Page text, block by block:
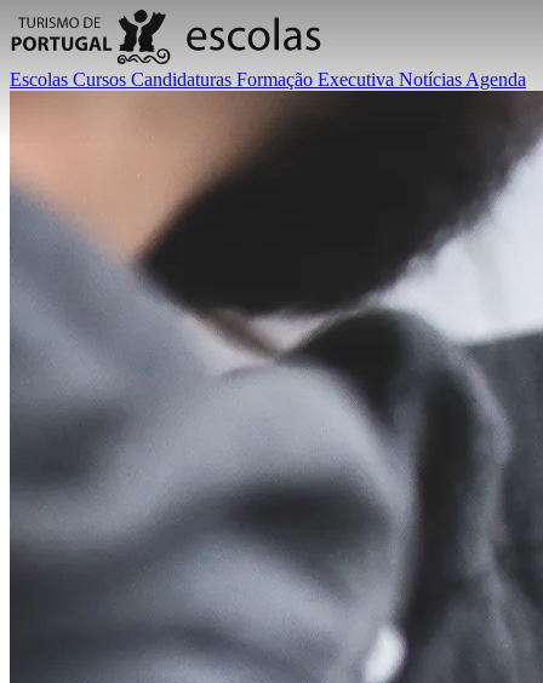
Escolas Cursos Candidaturas Formação Executiva Notícias Agenda